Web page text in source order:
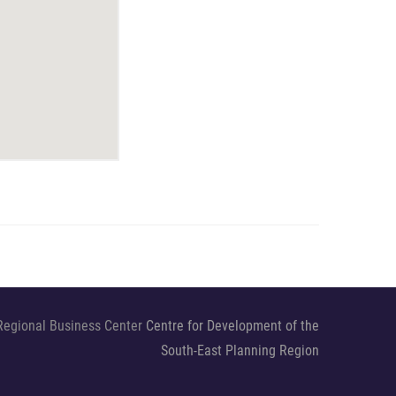
Business Center Centre for Development of the
South-East Planning Region